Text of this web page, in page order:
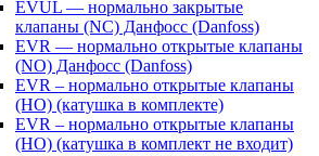
EVUL — нормально закрытые
клапаны (NC) Данфосс (Danfoss)
EVR — нормально открытые клапаны
(NO) Данфосс (Danfoss)
EVR – нормально открытые клапаны
(НО) (катушка в комплекте)
EVR – нормально открытые клапаны
(НО) (катушка в комплект не входит)